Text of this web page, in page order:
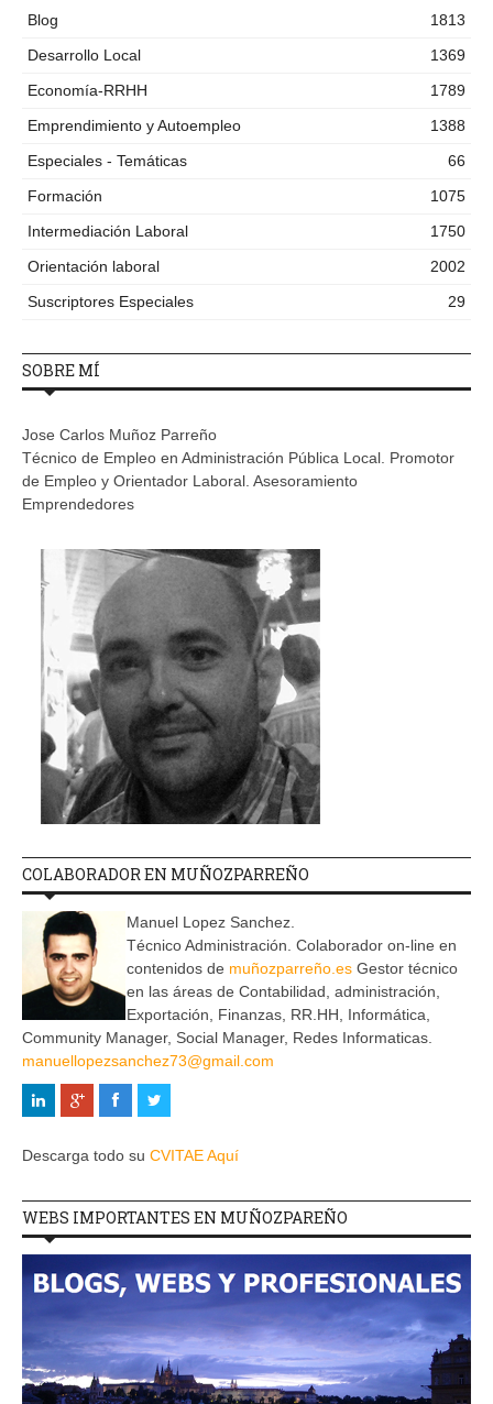
Blog
1813
Desarrollo Local
1369
Economía-RRHH
1789
Emprendimiento y Autoempleo
1388
Especiales - Temáticas
66
Formación
1075
Intermediación Laboral
1750
Orientación laboral
2002
Suscriptores Especiales
29
SOBRE MÍ
Jose Carlos Muñoz Parreño
Técnico de Empleo en Administración Pública Local. Promotor
de Empleo y Orientador Laboral. Asesoramiento
Emprendedores
COLABORADOR EN MUÑOZPARREÑO
Manuel Lopez Sanchez.
Técnico Administración. Colaborador on-line en
contenidos de muñozparreño.es Gestor técnico
en las áreas de Contabilidad, administración,
Exportación, Finanzas, RR.HH, Informática,
Community Manager, Social Manager, Redes Informaticas.
manuellopezsanchez73@gmail.com
Descarga todo su CVITAE Aquí
WEBS IMPORTANTES EN MUÑOZPAREÑO